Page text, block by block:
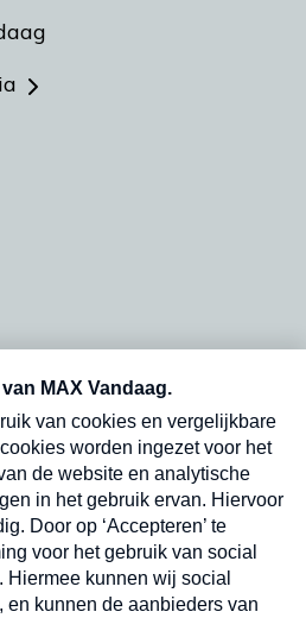
en dinsdagochtend in
Verzend